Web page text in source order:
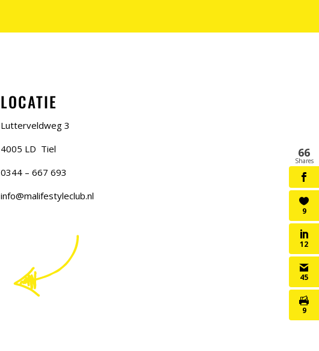
LOCATIE
Lutterveldweg 3
4005 LD Tiel
0344 – 667 693
info@malifestyleclub.nl
66
Shares
9
12
45
9